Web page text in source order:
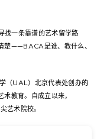
找一条靠谱的艺术留学路
楚——BACA是谁、教什么、
（UAL）北京代表处创办的
教育。自成立以来，
艺术院校。